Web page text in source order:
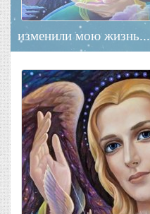
изменили мою жизнь...